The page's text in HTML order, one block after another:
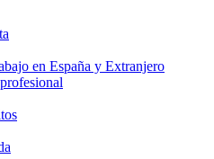
en España y Extranjero